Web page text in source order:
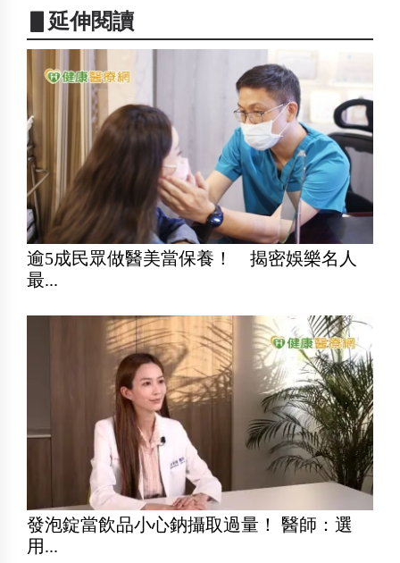
▋延伸閱讀
逾5成民眾做醫美當保養！ 揭密娛樂名人
最...
發泡錠當飲品小心鈉攝取過量！ 醫師：選
用...